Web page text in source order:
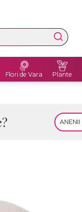
Flori de Vara Plante